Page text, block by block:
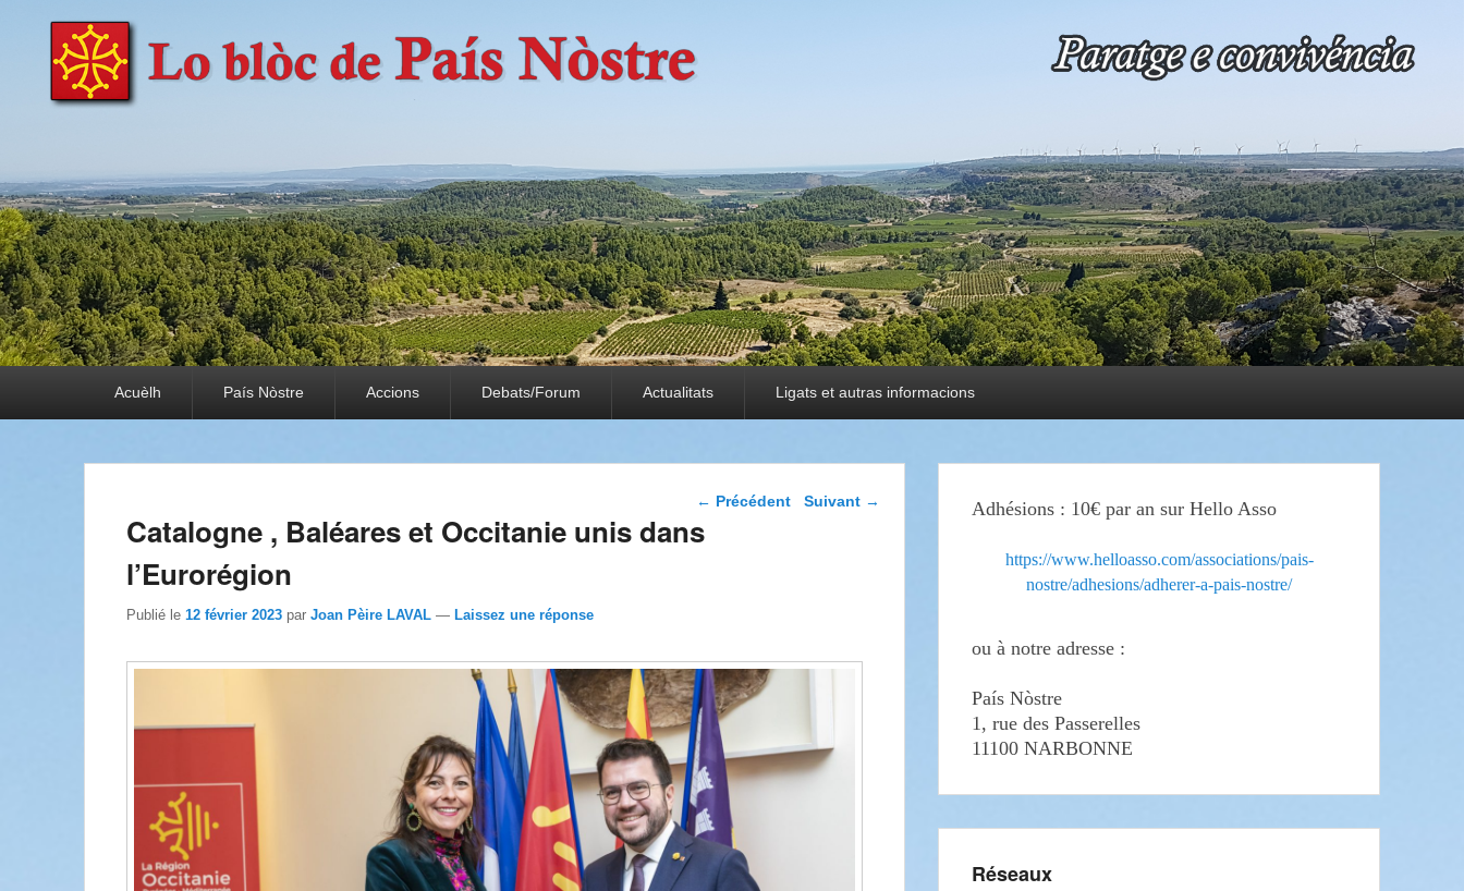
País Nòstre
Paratge e Convivència
Acuèlh País Nòstre Accions Debats/Forum Actualitats Ligats et autras informacions
Navigation dans les
← Précédent Suivant →
Catalogne , Baléares et Occitanie unis dans
l’Eurorégion
Publié le 12 février 2023 par Joan Pèire LAVAL — Laissez une réponse
Adhésions : 10€ par an sur Hello Asso
https://www.helloasso.com/associations/pais-
nostre/adhesions/adherer-a-pais-nostre/
ou à notre adresse :
País Nòstre
1, rue des Passerelles
11100 NARBONNE
Réseaux